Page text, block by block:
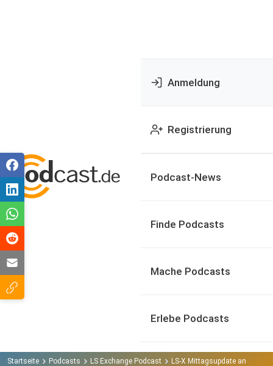
Anmeldung
Registrierung
Podcast-News
Finde Podcasts
Mache Podcasts
Erlebe Podcasts
Startseite Podcasts LS Exchange Podcast LS-X Mittagsupdate am